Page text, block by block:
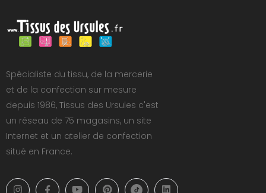
Spécialiste du tissu, de la mercerie
et de la confection sur mesure
depuis 1986, Tissus des Ursules c'est
un réseau de 75 magasins, un site
Internet et un atelier de confection
situé en France.